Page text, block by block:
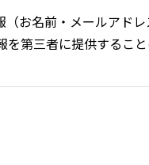
お名前・メールアド
第三者に提供すること